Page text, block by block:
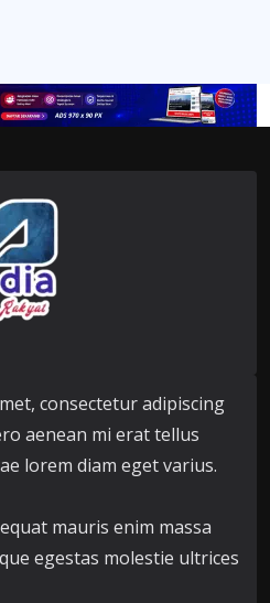
consectetur adipiscing
aenean mi erat tellus
lorem diam eget varius.
mauris enim massa
egestas molestie ultrices